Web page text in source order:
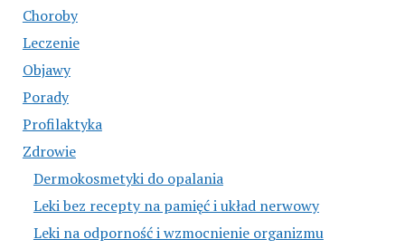
Choroby
Leczenie
Objawy
Porady
Profilaktyka
Zdrowie
Dermokosmetyki do opalania
Leki bez recepty na pamięć i układ nerwowy
Leki na odporność i wzmocnienie organizmu